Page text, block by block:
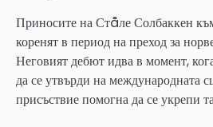
Приносите на Стåле Солбаккен
коренят в период на преход за
Неговият дебют идва в момент,
да се утвърди на международната
присъствие помогна да се укрепи